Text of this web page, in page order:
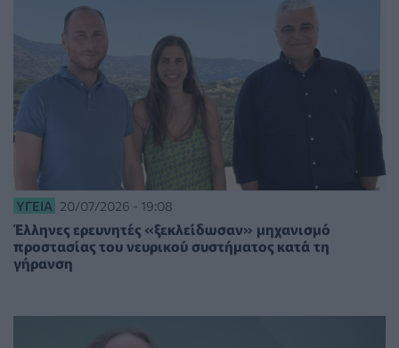
ΥΓΕΊΑ 20/07/2026 - 19:08
Έλληνες ερευνητές «ξεκλείδωσαν» μηχανισμό
προστασίας του νευρικού συστήματος κατά τη
γήρανση